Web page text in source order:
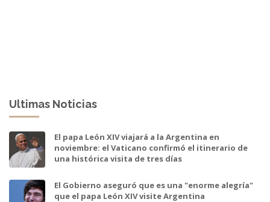
Ultimas Noticias
El papa León XIV viajará a la Argentina en
noviembre: el Vaticano confirmó el itinerario de
una histórica visita de tres días
El Gobierno aseguró que es una "enorme alegría"
que el papa León XIV visite Argentina